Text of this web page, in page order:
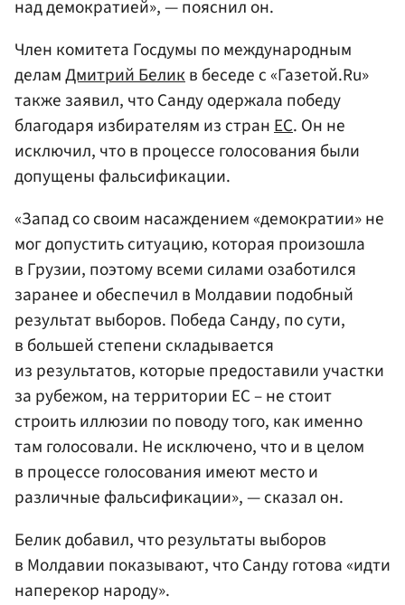
над демократией», — пояснил он.
Член комитета Госдумы по международным
деламДмитрий Беликв беседе с «Газетой.Ru»
также заявил, что Санду одержала победу
благодаря избирателям из странЕС. Он не
исключил, что в процессе голосования были
допущены фальсификации.
«Запад со своим насаждением «демократии» не
мог допустить ситуацию, которая произошла
в Грузии, поэтому всеми силами озаботился
заранее и обеспечил в Молдавии подобный
результат выборов. Победа Санду, по сути,
в большей степени складывается
из результатов, которые предоставили участки
за рубежом, на территории ЕС – не стоит
строить иллюзии по поводу того, как именно
там голосовали. Не исключено, что и в целом
в процессе голосования имеют место и
различные фальсификации», — сказал он.
Белик добавил, что результаты выборов
в Молдавии показывают, что Санду готова «идти
наперекор народу».